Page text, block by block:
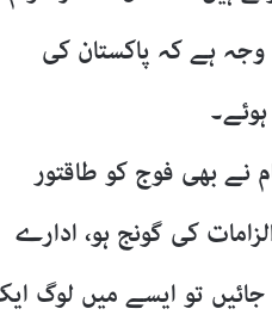
ہے کہ پاکستان کی
نے بھی فوج کو طاقتور
کی گونج ہو، ادارے
تو ایسے میں لوگ